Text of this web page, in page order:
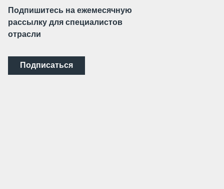
Подпишитесь на ежемесячную
рассылку для специалистов
отрасли
Подписаться